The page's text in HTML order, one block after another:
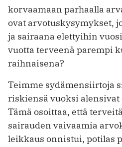
korvaamaan parhaalla
ovat arvotuskysy­mykset,
ja sairaana elettyihin
vuotta terveenä parempi
raihnai­sena?
Teimme sydämensiir­toja
riskiensä vuoksi alensivat
Tämä osoittaa, että
sairauden vaivaamia
leikkaus onnistui, potilas